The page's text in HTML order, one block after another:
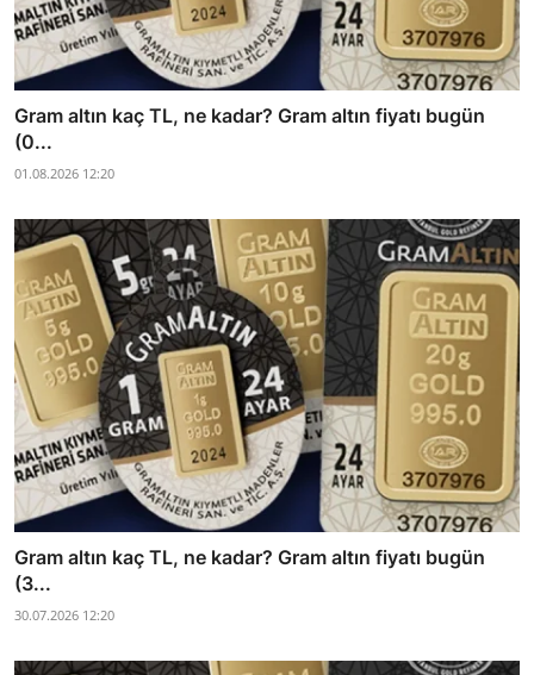
Gram altın kaç TL, ne kadar? Gram altın fiyatı bugün
(0...
01.08.2026 12:20
Gram altın kaç TL, ne kadar? Gram altın fiyatı bugün
(3...
30.07.2026 12:20